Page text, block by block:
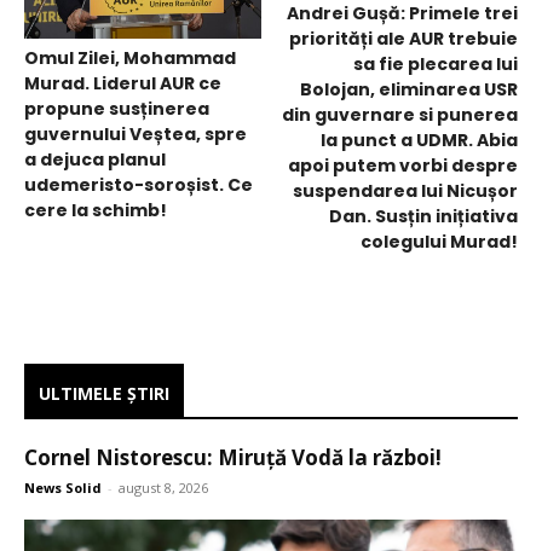
Omul Zilei, Mohammad
Murad. Liderul AUR ce
propune susținerea
guvernului Veștea, spre
a dejuca planul
udemeristo-soroșist. Ce
cere la schimb!
Andrei Gușă: Primele trei
priorități ale AUR trebuie
sa fie plecarea lui
Bolojan, eliminarea USR
din guvernare si punerea
la punct a UDMR. Abia
apoi putem vorbi despre
suspendarea lui Nicușor
Dan. Susțin inițiativa
colegului Murad!
ULTIMELE ŞTIRI
Cornel Nistorescu: Miruță Vodă la război!
News Solid - august 8, 2026